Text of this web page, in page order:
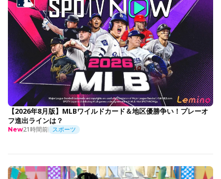
【2026年8月版】MLBワイルドカード＆地区優勝争い！プレーオ
フ進出ラインは？
New21時間前 スポーツ